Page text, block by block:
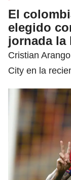
El
elegido
jornada la
Cristian
City en la